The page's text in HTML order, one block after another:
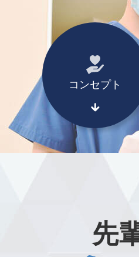
コンセプト
先